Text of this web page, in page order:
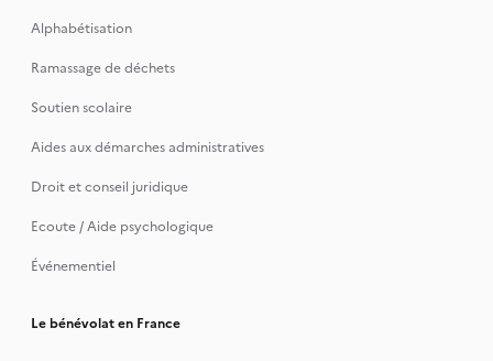
Alphabétisation
Ramassage de déchets
Soutien scolaire
Aides aux démarches administratives
Droit et conseil juridique
Ecoute / Aide psychologique
Événementiel
Le bénévolat en France